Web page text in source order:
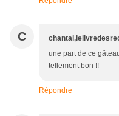
C
une part de ce
tellement bon !!
Répondre